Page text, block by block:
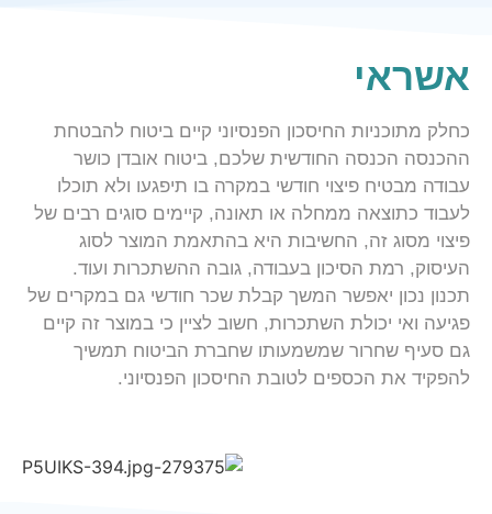
אשראי
כחלק מתוכניות החיסכון הפנסיוני קיים ביטוח להבטחת
ההכנסה הכנסה החודשית שלכם, ביטוח אובדן כושר
עבודה מבטיח פיצוי חודשי במקרה בו תיפגעו ולא תוכלו
לעבוד כתוצאה ממחלה או תאונה, קיימים סוגים רבים של
פיצוי מסוג זה, החשיבות היא בהתאמת המוצר לסוג
העיסוק, רמת הסיכון בעבודה, גובה ההשתכרות ועוד.
תכנון נכון יאפשר המשך קבלת שכר חודשי גם במקרים של
פגיעה ואי יכולת השתכרות, חשוב לציין כי במוצר זה קיים
גם סעיף שחרור שמשמעותו שחברת הביטוח תמשיך
להפקיד את הכספים לטובת החיסכון הפנסיוני.